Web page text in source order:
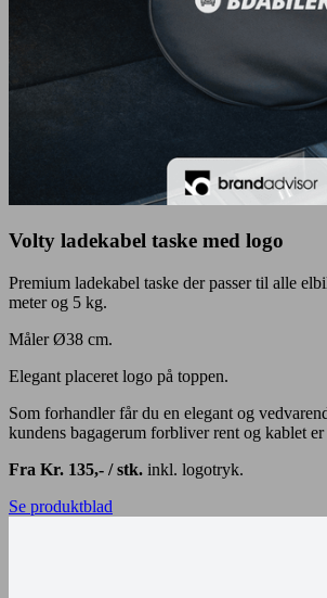
Volty ladekabel taske med logo
Premium ladekabel taske der passer til alle
meter og 5 kg.
Måler Ø38 cm.
Elegant placeret logo på toppen.
Som forhandler får du en elegant og
kundens bagagerum forbliver rent og kablet er
Fra Kr. 135,- / stk. inkl. logotryk.
Se produktblad